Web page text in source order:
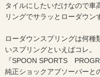
タイルにしたいだけなので車
リングでサラッとローダウン
ローダウンスプリングは何種
いスプリングといえばコレ。
『SPOON SPORTS
純正ショックアブソーバーと